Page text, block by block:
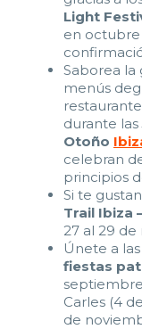
Light
en
Saborea la
menús
durante las
Otoño
celebran
principios
Si te
Trail Ibiza
27 al 29
Únete a
fiestas
Carles (4
de